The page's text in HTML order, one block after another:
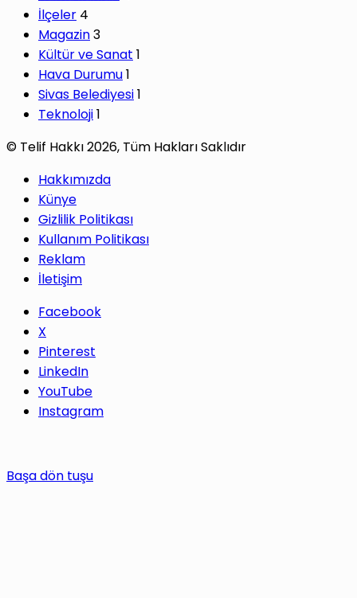
İlçeler 4
Magazin3
Kültür ve Sanat 1
Hava Durumu1
Sivas Belediyesi1
Teknoloji1
© Telif Hakkı 2026, Tüm Hakları Saklıdır
Hakkımızda
Künye
Gizlilik Politikası
Kullanım Politikası
Reklam
İletişim
Facebook
X
Pinterest
LinkedIn
YouTube
Instagram
Başa dön tuşu